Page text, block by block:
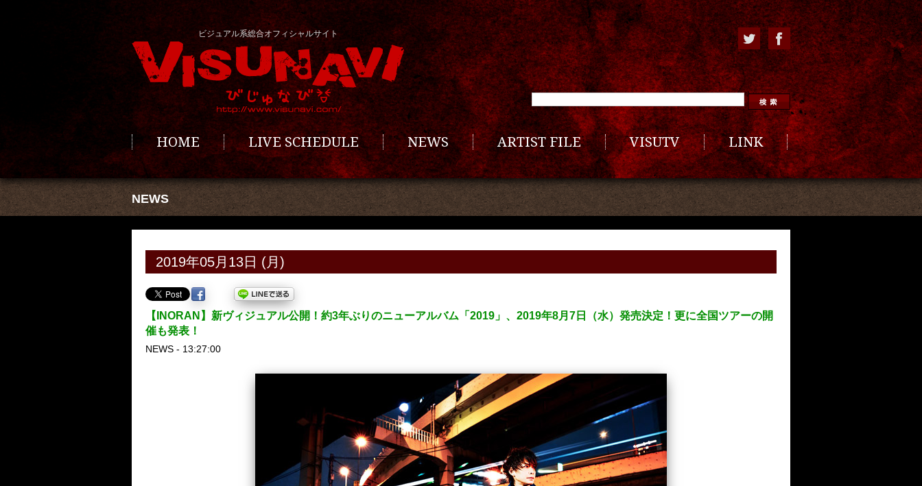
ビジュアル系総合オフィシャルサイト
HOME LIVE SCHEDULE NEWS ARTIST FILE VISUTV LINK
NEWS
2019年05月13日 (月)
【INORAN】新ヴィジュアル公開！約3年ぶりのニューアルバム「2019」、2019年8月7日（水）発売決定！更に全国ツアーの開
催も発表！
NEWS - 13:27:00